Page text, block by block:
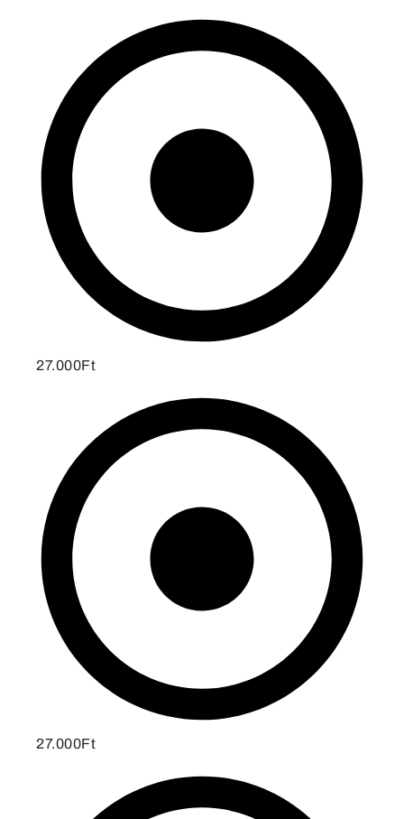
27.000Ft
27.000Ft